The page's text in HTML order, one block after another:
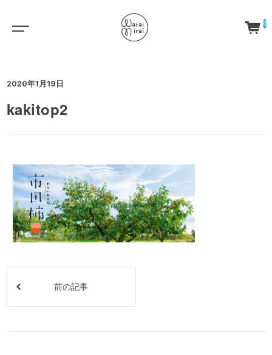
0
2020年1月19日
kakitop2
前の記事